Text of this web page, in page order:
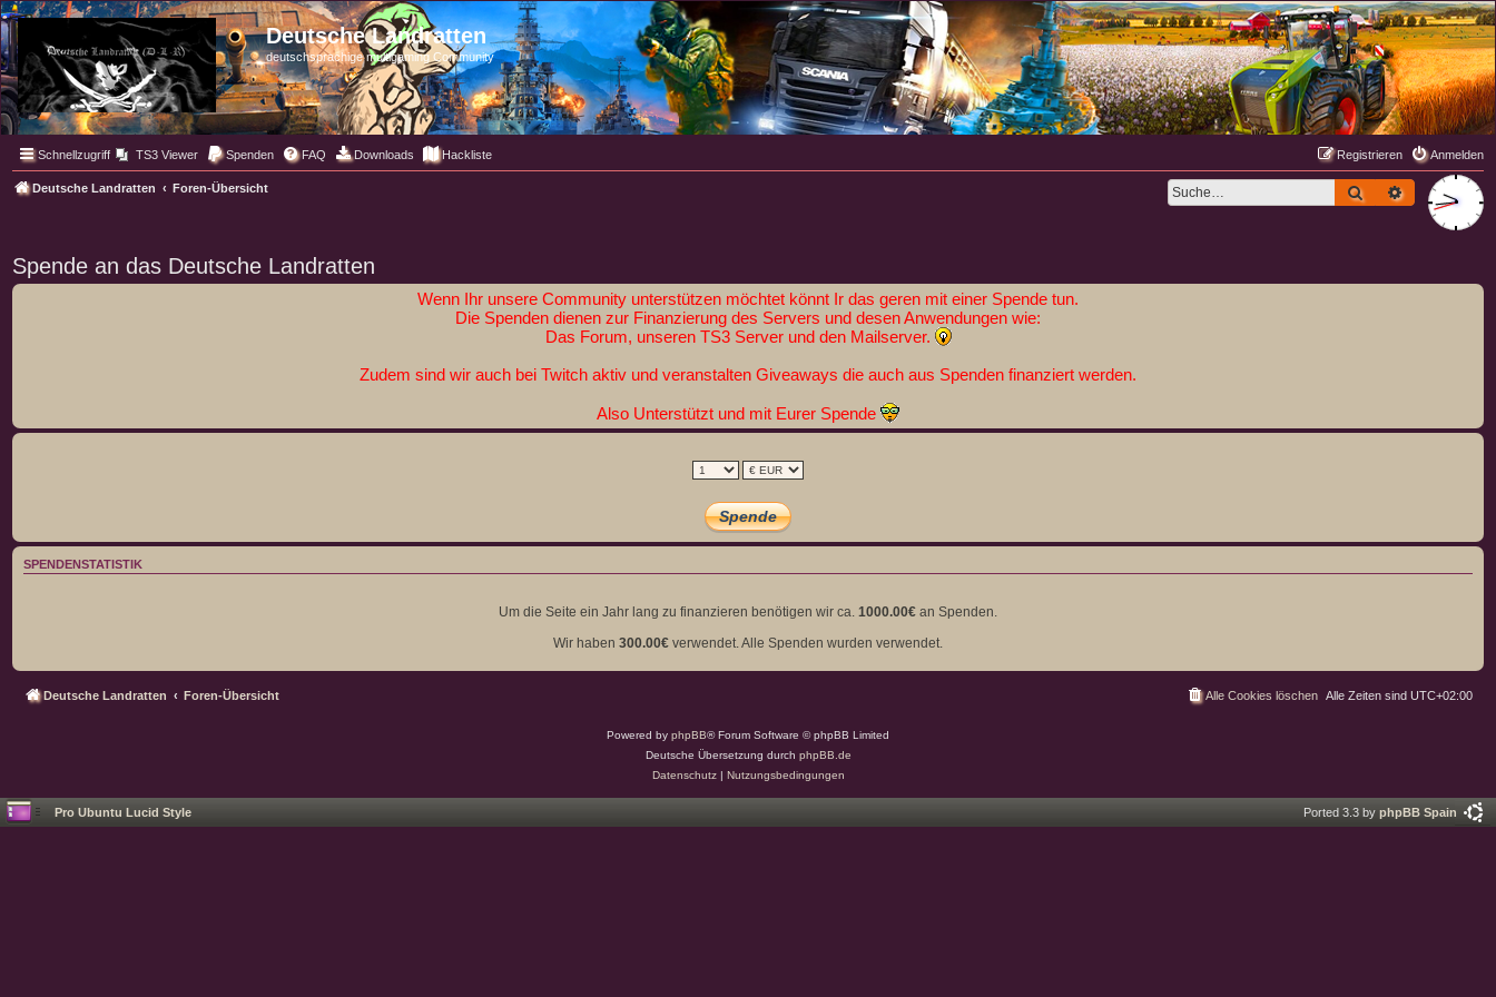
Deutsche Landratten
deutschsprachige multigaming Community
Schnellzugriff TS3 Viewer Spenden FAQ Downloads Hackliste Anmelden
Registrieren
Deutsche Landratten Foren-Übersicht SucheErweiterte
Spende an das Deutsche Landratten
Wenn Ihr unsere Community unterstützen möchtet könnt Ir das geren mit einer Spende tun.
Die Spenden dienen zur Finanzierung des Servers und desen Anwendungen wie:
Das Forum, unseren TS3 Server und den Mailserver.
Zudem sind wir auch bei Twitch aktiv und veranstalten Giveaways die auch aus Spenden finanziert werden.
Also Unterstützt und mit Eurer Spende
SPENDENSTATISTIK
Um die Seite ein Jahr lang zu finanzieren benötigen wir ca. 1000.00€ an Spenden.
Wir haben 300.00€ verwendet. Alle Spenden wurden verwendet.
Deutsche Landratten Foren-Übersicht Alle Zeiten sind UTC+02:00
Alle Cookies löschen
Powered by phpBB® Forum Software © phpBB Limited
Deutsche Übersetzung durch phpBB.de
Datenschutz| Nutzungsbedingungen
Pro Ubuntu Lucid Style Ported 3.3 by phpBB Spain